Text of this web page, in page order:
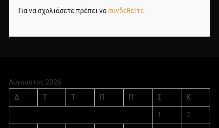
Για να σχολιάσετε πρέπει νασυνδεθείτε.
Αύγουστος 2026
Δ
Τ Τ Π Π Σ Κ
1 2